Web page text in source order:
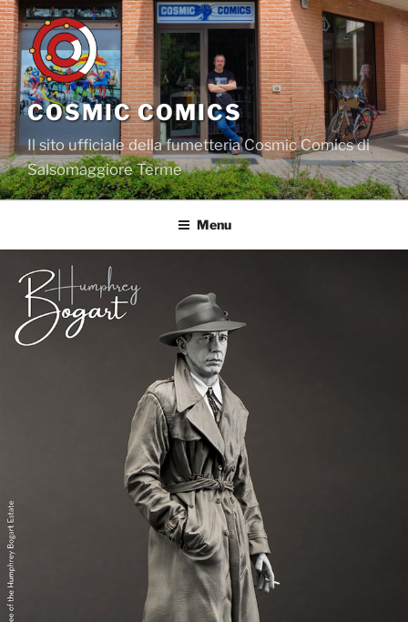
Salta
al
contenuto
COSMIC COMICS
Il sito ufficiale della fumetteria Cosmic Comics di
Salsomaggiore Terme
Menu